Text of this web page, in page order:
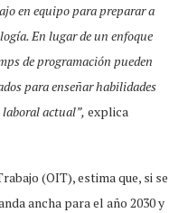
en equipo para preparar a
En lugar de un enfoque
de programación pueden
para enseñar habilidades
actual”, explica
(OIT), estima que, si se
ancha para el año 2030 y